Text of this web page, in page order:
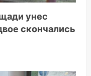
унес
скончались